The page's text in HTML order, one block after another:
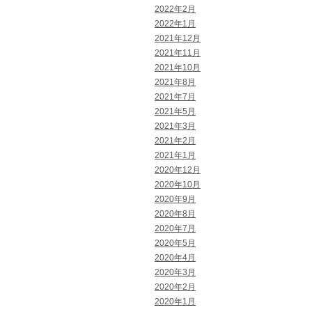
2022年2月
2022年1月
2021年12月
2021年11月
2021年10月
2021年8月
2021年7月
2021年5月
2021年3月
2021年2月
2021年1月
2020年12月
2020年10月
2020年9月
2020年8月
2020年7月
2020年5月
2020年4月
2020年3月
2020年2月
2020年1月